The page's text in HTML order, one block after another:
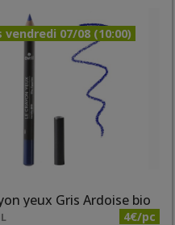
vendredi 07/08 (10:00)
yeux Gris Ardoise bio
4€/pc